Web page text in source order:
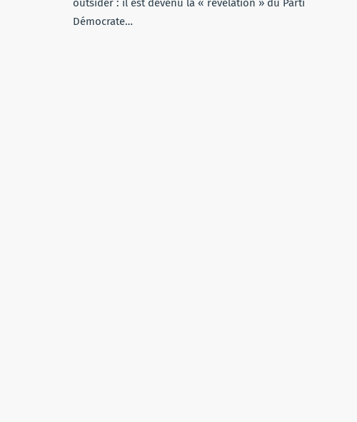
outsider : il est devenu la « révélation » du Parti
Démocrate…